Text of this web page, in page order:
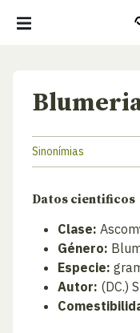
Sinonímias
Datos cientificos
Clase:
Género:
Especie:
Autor: (DC.)